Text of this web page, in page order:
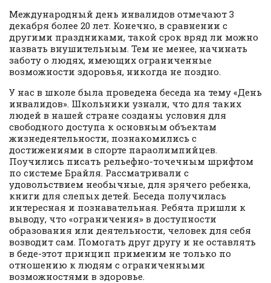
Международный день инвалидов отмечают 3
декабря более 20 лет. Конечно, в сравнении с
другими праздниками, такой срок вряд ли можно
назвать внушительным. Тем не менее, начинать
заботу о людях, имеющих ограниченные
возможности здоровья, никогда не поздно.
У нас в школе была проведена беседа на тему «День
инвалидов». Школьники узнали, что для таких
людей в нашей стране созданы условия для
свободного доступа к основным объектам
жизнедеятельности, познакомились с
достижениями в спорте параолимпийцев.
Поучились писать рельефно-точечным шрифтом
по системе Брайля. Рассматривали с
удовольствием необычные, для зрячего ребенка,
книги для слепых детей. Беседа получилась
интересная и познавательная. Ребята пришли к
выводу, что «ограничения» в доступности
образования или деятельности, человек для себя
возводит сам. Помогать друг другу и не оставлять
в беде-этот принцип применим не только по
отношению к людям с ограниченными
возможностями в здоровье.